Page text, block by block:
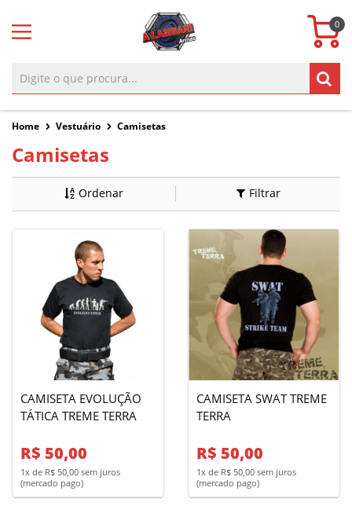
0
Home Vestuário Camisetas
Camisetas
Ordenar Filtrar
CAMISETA EVOLUÇÃO
TÁTICA TREME TERRA
R$ 50,00
1x de R$ 50,00 sem juros
(mercado pago)
CAMISETA SWAT TREME
TERRA
R$ 50,00
1x de R$ 50,00 sem juros
(mercado pago)